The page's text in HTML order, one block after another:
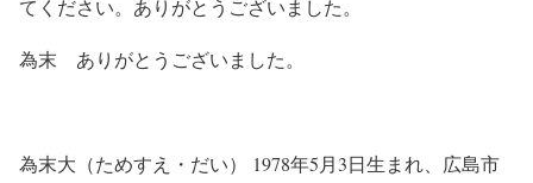
てください。ありがとうございました。
為末 ありがとうございました。
為末大（ためすえ・だい） 1978年5月3日生まれ、広島市